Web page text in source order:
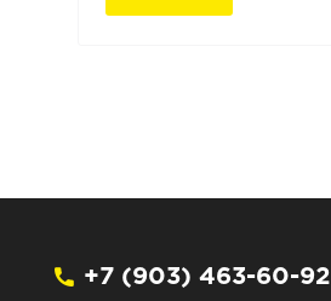
+7 (903) 463-60-92